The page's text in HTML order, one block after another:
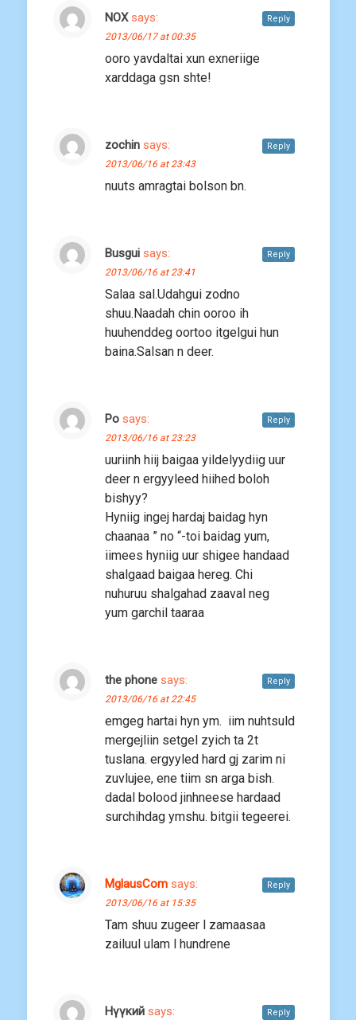
NOX says:
2013/06/17 at 00:35
ooro yavdaltai xun exneriige
xarddaga gsn shte!
Reply
zochin says:
2013/06/16 at 23:43
nuuts amragtai bolson bn.
Reply
Busgui says:
2013/06/16 at 23:41
Salaa sal.Udahgui zodno
shuu.Naadah chin ooroo ih
huuhenddeg oortoo itgelgui hun
baina.Salsan n deer.
Reply
Po says:
2013/06/16 at 23:23
uuriinh hiij baigaa yildelyydiig uur
deer n ergyyleed hiihed boloh
bishyy?
Hyniig ingej hardaj baidag hyn
chaanaa ” no “-toi baidag yum,
iimees hyniig uur shigee handaad
shalgaad baigaa hereg. Chi
nuhuruu shalgahad zaaval neg
yum garchil taaraa
Reply
the phone says:
2013/06/16 at 22:45
emgeg hartai hyn ym. iim nuhtsuld
mergejliin setgel zyich ta 2t
tuslana. ergyyled hard gj zarim ni
zuvlujee, ene tiim sn arga bish.
dadal bolood jinhneese hardaad
surchihdag ymshu. bitgii tegeerei.
Reply
MglausCom says:
2013/06/16 at 15:35
Tam shuu zugeer l zamaasaa
zailuul ulam l hundrene
Reply
Нүүкий says: Reply